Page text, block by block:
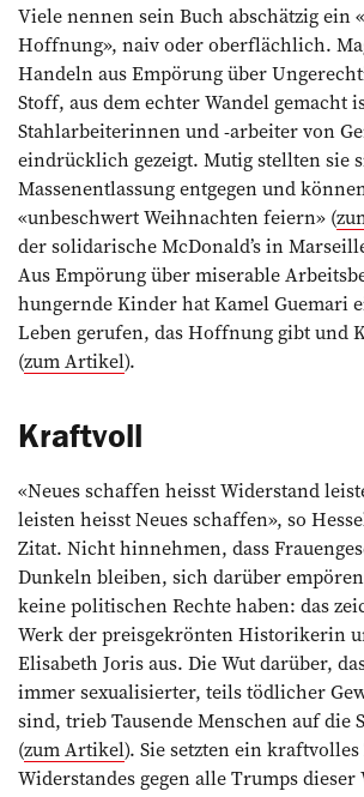
Viele nennen sein Buch abschätzig ein
Hoffnung», naiv oder oberflächlich.
Handeln aus Empörung über
Stoff, aus dem echter Wandel gemacht
Stahlarbeiterinnen und -arbeiter von
eindrücklich gezeigt. Mutig stellten sie
Massenentlassung ent­gegen und
«unbeschwert Weihnachten feiern» (
der solidarische McDonald’s in
Aus Empörung über miserable
hungernde Kinder hat Kamel Guemari
Leben gerufen, das Hoffnung gibt und
(zum Artikel).
Kraftvoll
«Neues schaffen heisst Widerstand
leisten heisst Neues schaffen», so
Zitat. Nicht hinnehmen, dass
Dunkeln bleiben, sich dar­über
keine politischen Rechte haben: das
Werk der preisgekrönten Historikerin
Elisabeth Joris aus. Die Wut darüber,
immer sexualisierter, teils tödlicher
sind, trieb Tausende Menschen auf die
(zum Artikel). Sie setzten ein
Widerstandes gegen alle Trumps dieser